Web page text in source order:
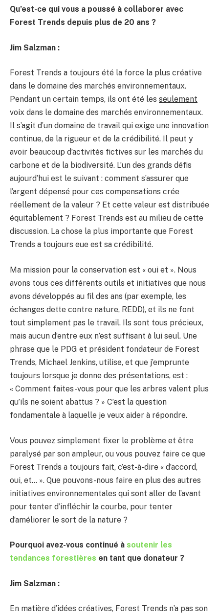
Qu’est-ce qui vous a poussé à collaborer avec
Forest Trends depuis plus de 20 ans ?
Jim Salzman :
Forest Trends a toujours été la force la plus créative
dans le domaine des marchés environnementaux.
Pendant un certain temps, ils ont été les seulement
voix dans le domaine des marchés environnementaux.
Il s’agit d’un domaine de travail qui exige une innovation
continue, de la rigueur et de la crédibilité. Il peut y
avoir beaucoup d’activités fictives sur les marchés du
carbone et de la biodiversité. L’un des grands défis
aujourd’hui est le suivant : comment s’assurer que
l’argent dépensé pour ces compensations crée
réellement de la valeur ? Et cette valeur est distribuée
équitablement ? Forest Trends est au milieu de cette
discussion. La chose la plus importante que Forest
Trends a toujours eue est sa crédibilité.
Ma mission pour la conservation est « oui et ». Nous
avons tous ces différents outils et initiatives que nous
avons développés au fil des ans (par exemple, les
échanges dette contre nature, REDD), et ils ne font
tout simplement pas le travail. Ils sont tous précieux,
mais aucun d’entre eux n’est suffisant à lui seul. Une
phrase que le PDG et président fondateur de Forest
Trends, Michael Jenkins, utilise, et que j’emprunte
toujours lorsque je donne des présentations, est :
« Comment faites-vous pour que les arbres valent plus
qu’ils ne soient abattus ? » C’est la question
fondamentale à laquelle je veux aider à répondre.
Vous pouvez simplement fixer le problème et être
paralysé par son ampleur, ou vous pouvez faire ce que
Forest Trends a toujours fait, c’est-à-dire « d’accord,
oui, et… ». Que pouvons-nous faire en plus des autres
initiatives environnementales qui sont aller de l’avant
pour tenter d’infléchir la courbe, pour tenter
d’améliorer le sort de la nature ?
Pourquoi avez-vous continué à soutenir les
tendances forestières en tant que donateur ?
Jim Salzman :
En matière d’idées créatives, Forest Trends n’a pas son